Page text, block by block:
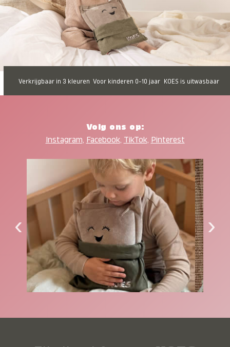
Verkrijgbaar in 3 kleuren Voor kinderen 0-10 jaar KOES is uitwasbaar
Volg ons op:
Instagram, Facebook, TikTok, Pinterest
‹ ›